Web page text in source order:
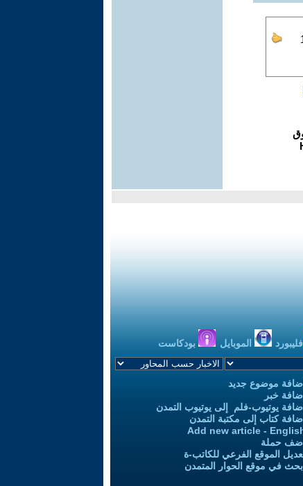
فليبورد الموبايل بودكاست
اضافة موضوع جديد
اضافة خبر
إضافة يوتيوب-فلم إلى يوتيوب التمدن
إضافة كتاب إلى مكتبة التمدن
Add new article -
أضف حملة
الموقع الفرعي للكاتب-ة
ابحث في موقع الحوار المتمدن